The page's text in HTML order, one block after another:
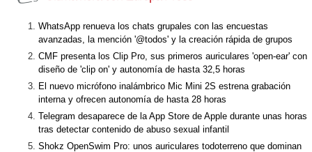
WhatsApp renueva los chats grupales con las encuestas
avanzadas, la mención '@todos' y la creación rápida de grupos
CMF presenta los Clip Pro, sus primeros auriculares 'open-ear' con
diseño de 'clip on' y autonomía de hasta 32,5 horas
El nuevo micrófono inalámbrico Mic Mini 2S estrena grabación
interna y ofrecen autonomía de hasta 28 horas
Telegram desaparece de la App Store de Apple durante unas horas
tras detectar contenido de abuso sexual infantil
Shokz OpenSwim Pro: unos auriculares todoterreno que dominan